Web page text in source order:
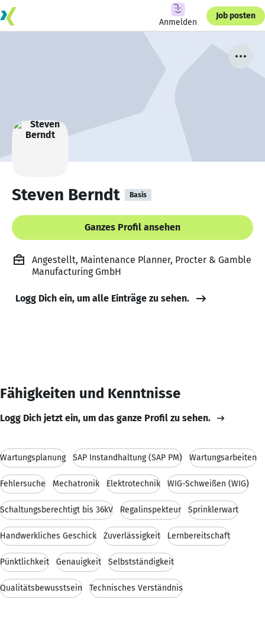
Anmelden
Job posten
Steven Berndt Basis
Ganzes Profil ansehen
Angestellt, Maintenance Planner, Procter & Gamble
Manufacturing GmbH
Logg Dich ein, um alle Einträge zu sehen.
Fähigkeiten und Kenntnisse
Logg Dich jetzt ein, um das ganze Profil zu sehen.
Wartungsplanung SAP Instandhaltung (SAP PM) Wartungsarbeiten
Fehlersuche Mechatronik Elektrotechnik WIG-Schweißen (WIG)
Schaltungsberechtigt bis 36kV Regalinspekteur Sprinklerwart
Handwerkliches Geschick Zuverlässigkeit Lernbereitschaft
Pünktlichkeit Genauigkeit Selbstständigkeit
Qualitätsbewusstsein Technisches Verständnis